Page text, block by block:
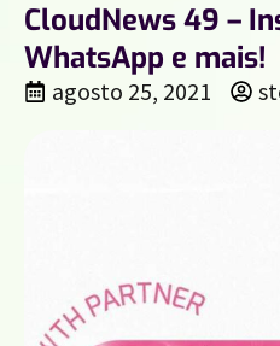
CloudNews 49 –
WhatsApp e mais!
agosto 25, 2021